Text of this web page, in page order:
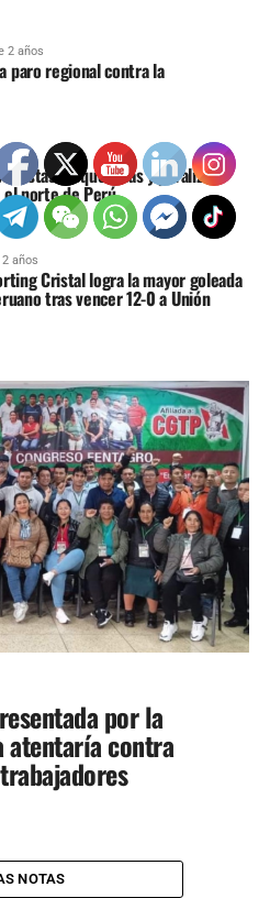
2 años
paro regional contra la
años
bloquea vías y paraliza
norte de Perú
años
Cristal logra la mayor goleada
tras vencer 12-0 a Unión
por la
atentaría contra
NOTAS